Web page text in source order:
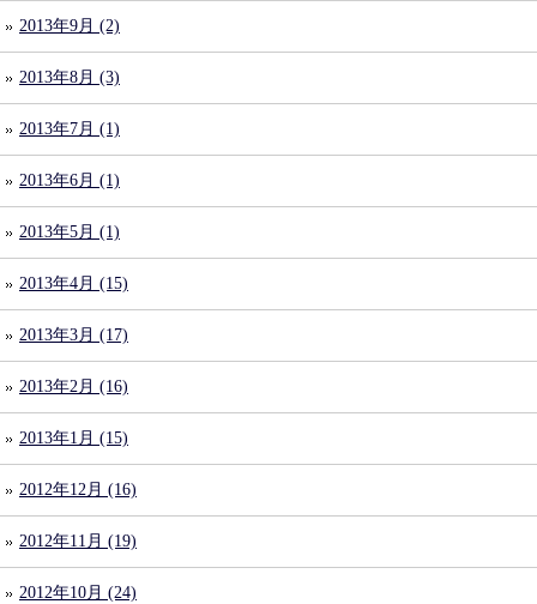
2013年9月 (2)
2013年8月 (3)
2013年7月 (1)
2013年6月 (1)
2013年5月 (1)
2013年4月 (15)
2013年3月 (17)
2013年2月 (16)
2013年1月 (15)
2012年12月 (16)
2012年11月 (19)
2012年10月 (24)